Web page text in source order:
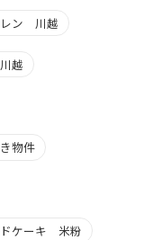
レン 川越
越
物件
ケーキ 米粉